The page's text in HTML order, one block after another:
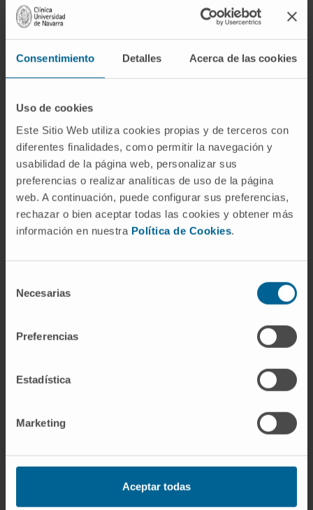
Consentimiento Detalles Acerca de las cookies
Uso de cookies
Este Sitio Web utiliza cookies propias y de terceros con
diferentes finalidades, como permitir la navegación y
usabilidad de la página web, personalizar sus
preferencias o realizar analíticas de uso de la página
web. A continuación, puede configurar sus preferencias,
rechazar o bien aceptar todas las cookies y obtener más
información en nuestra Política de Cookies.
Necesarias
Preferencias
Estadística
Marketing
Aceptar todas
A sua área de dedicação preferencial é a
oncologia urológica.
robótica, laser de Hólmio e pioneiro em
Espanha nas biópsias-mapeamento
aplicação através de terapia focal do cancro da
próstata.
Acreditado pela ANECA como Professor
Privada.
Múrcia entre 2013 e 2017.
Navarra desde 2018.
Membro de júris de teses de doutoramento.